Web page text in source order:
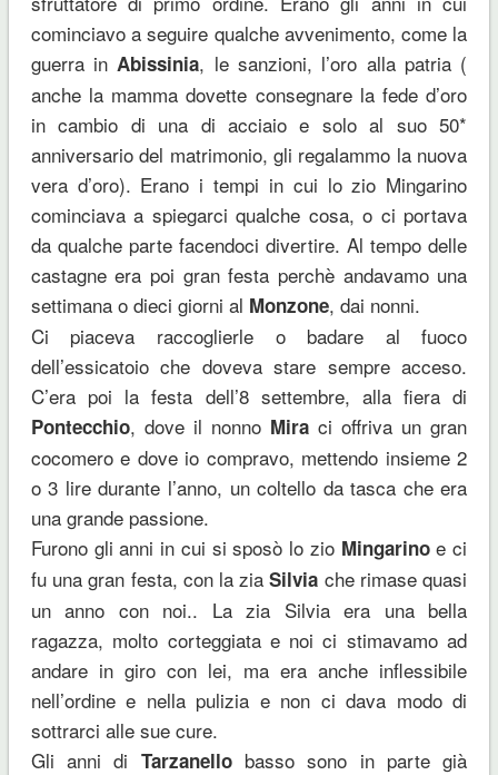
cominciavo a seguire qualche avvenimento, come la
guerra in Abissinia, le sanzioni, l’oro alla patria (
anche la mamma dovette consegnare la fede d’oro
in cambio di una di acciaio e solo al suo 50*
anniversario del matrimonio, gli regalammo la nuova
vera d’oro). Erano i tempi in cui lo zio Mingarino
cominciava a spiegarci qualche cosa, o ci portava
da qualche parte facendoci divertire. Al tempo delle
castagne era poi gran festa perchè andavamo una
settimana o dieci giorni al Monzone, dai nonni.
Ci piaceva raccoglierle o badare al fuoco
dell’essicatoio che doveva stare sempre acceso.
C’era poi la festa dell’8 settembre, alla fiera di
Pontecchio, dove il nonnoMira ci offriva un gran
cocomero e dove io compravo, mettendo insieme 2
o 3 lire durante l’anno, un coltello da tasca che era
una grande passione.
Furono gli anni in cui si sposò lo zio Mingarinoe ci
fu una gran festa, con la ziaSilvia che rimase quasi
un anno con noi.. La zia Silvia era una bella
ragazza, molto corteggiata e noi ci stimavamo ad
andare in giro con lei, ma era anche inflessibile
nell’ordine e nella pulizia e non ci dava modo di
sottrarci alle sue cure.
Gli anni di Tarzanellobasso sono in parte già